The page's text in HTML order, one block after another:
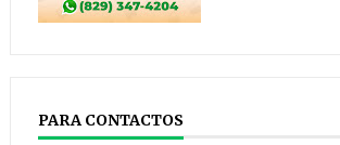
PARA CONTACTOS